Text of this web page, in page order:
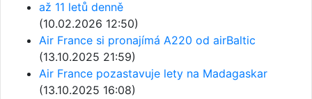
až 11 letů denně
(10.02.2026 12:50)
Air France si pronajímá A220 od airBaltic
(13.10.2025 21:59)
Air France pozastavuje lety na Madagaskar
(13.10.2025 16:08)